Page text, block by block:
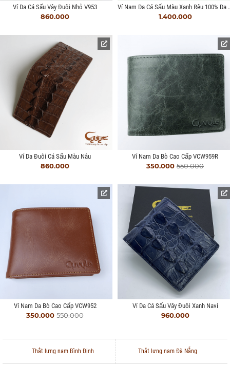
Ví Da Cá Sấu Vây Đuôi Nhỏ V953
860.000
Ví Nam Da Cá
1.400.000
Ví Da Đuôi Cá Sấu Màu Nâu
860.000
Ví Nam Da Bò Cao Cấp VCW959R
350.000 550.000
Ví Nam Da Bò Cao Cấp VCW952
350.000 550.000
Ví Da Cá Sấu Vây Đuôi Xanh Navi
960.000
Thắt lưng nam Bình Định Thắt lưng nam Đà Nẵng